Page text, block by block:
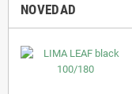
NOVEDAD